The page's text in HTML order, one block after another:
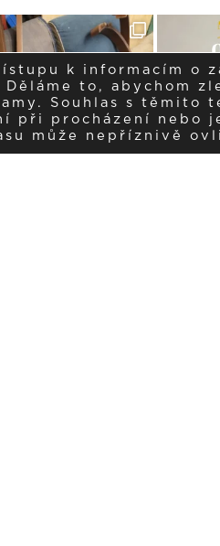
k informacím o
Děláme to, abychom
Souhlas s těmito
při procházení nebo
může nepříznivě